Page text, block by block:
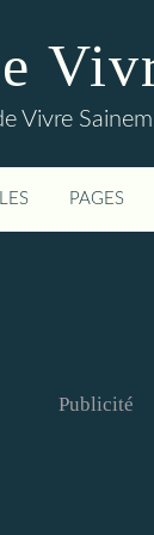
Vivre
PAGES
Publicité